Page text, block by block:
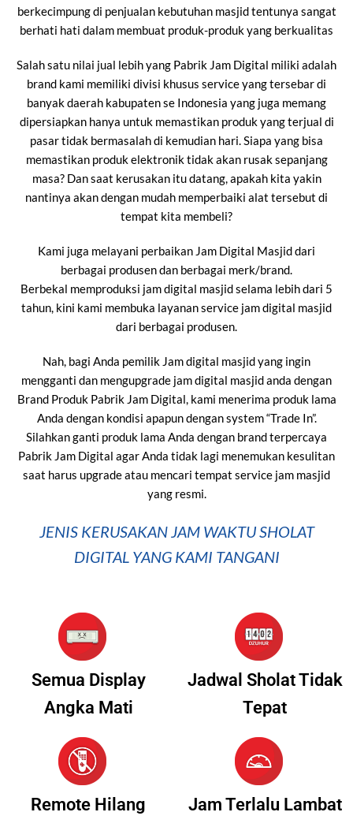
berkecimpung di penjualan kebutuhan masjid tentunya sangat
berhati hati dalam membuat produk-produk yang berkualitas
Salah satu nilai jual lebih yang Pabrik Jam Digital miliki adalah
brand kami memiliki divisi khusus service yang tersebar di
banyak daerah kabupaten se Indonesia yang juga memang
dipersiapkan hanya untuk memastikan produk yang terjual di
pasar tidak bermasalah di kemudian hari. Siapa yang bisa
memastikan produk elektronik tidak akan rusak sepanjang
masa? Dan saat kerusakan itu datang, apakah kita yakin
nantinya akan dengan mudah memperbaiki alat tersebut di
tempat kita membeli?
Kami juga melayani perbaikan Jam Digital Masjid dari
berbagai produsen dan berbagai merk/brand.
Berbekal memproduksi jam digital masjid selama lebih dari 5
tahun, kini kami membuka layanan service jam digital masjid
dari berbagai produsen.
Nah, bagi Anda pemilik Jam digital masjid yang ingin
mengganti dan mengupgrade jam digital masjid anda dengan
Brand Produk Pabrik Jam Digital, kami menerima produk lama
Anda dengan kondisi apapun dengan system “Trade In”.
Silahkan ganti produk lama Anda dengan brand terpercaya
Pabrik Jam Digital agar Anda tidak lagi menemukan kesulitan
saat harus upgrade atau mencari tempat service jam masjid
yang resmi.
JENIS KERUSAKAN JAM WAKTU SHOLAT
DIGITAL YANG KAMI TANGANI
Semua Display
Angka Mati
Jadwal Sholat Tidak
Tepat
Remote Hilang Jam Terlalu Lambat